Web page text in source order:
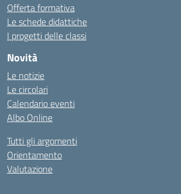
Offerta formativa
Le schede didattiche
I progetti delle classi
Novità
Le notizie
Le circolari
Calendario eventi
Albo Online
Tutti gli argomenti
Orientamento
Valutazione